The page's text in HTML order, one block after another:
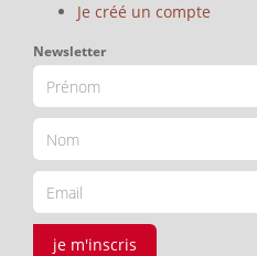
Je créé un compte
Newsletter
je m'inscris